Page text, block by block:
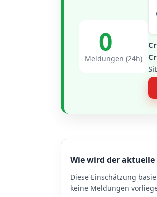
0
Meldungen (24h)
Wie wird der
Diese Einschätzung
keine Meldungen